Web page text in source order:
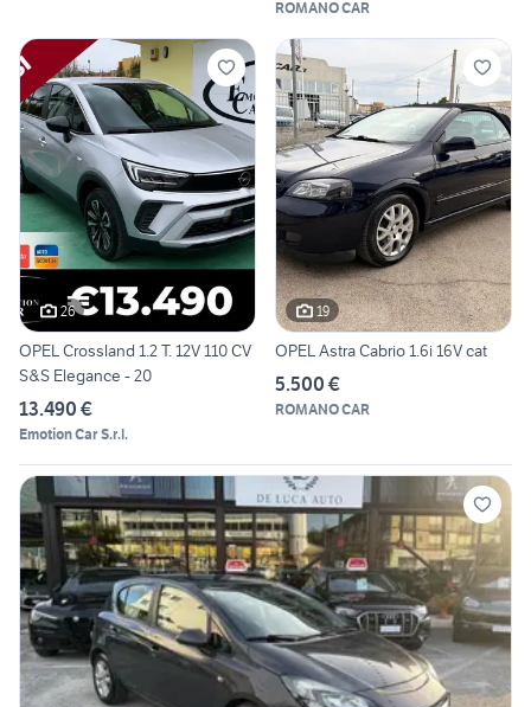
ROMANO CAR
26
OPEL Crossland 1.2 T. 12V 110 CV
S&S Elegance - 20
13.490 €
Emotion Car S.r.l.
19
OPEL Astra Cabrio 1.6i 16V cat
5.500 €
ROMANO CAR